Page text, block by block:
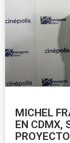
MICHEL
EN CDMX,
PROYECTO